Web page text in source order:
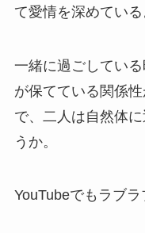
て愛情を深めている
一緒に過ごしてい
が保てている関係
で、二人は自然体
うか。
YouTubeでもラブラ